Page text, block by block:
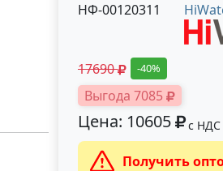
НФ-00120311
17690 -40%
Выгода 7085
Цена: 10605 с НДС
Получить